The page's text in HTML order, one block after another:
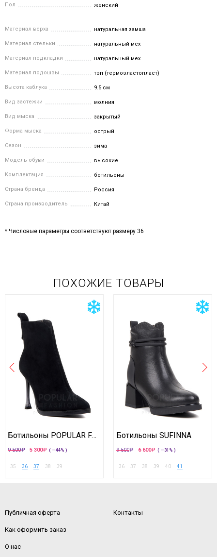
Пол женский
Материал верха натуральная замша
Материал стельки натуральный мех
Материал подкладки натуральный мех
Материал подошвы тэп (термоэластопласт)
Высота каблука 9.5 см
Вид застежки молния
Вид мыска закрытый
Форма мыска острый
Сезон зима
Модель обуви высокие
Комплектация ботильоны
Страна бренда Россия
Страна производитель Китай
* Числовые параметры соответствуют размеру 36
ПОХОЖИЕ ТОВАРЫ
Ботильоны POPULAR FASHION
9 500 5 300 ( —44% )
35 36 37 38 39
Ботильоны SUFINNA
9 500 6 600 ( —31% )
36 37 38 39 40 41
Публичная оферта
Как оформить заказ
О нас
Контакты